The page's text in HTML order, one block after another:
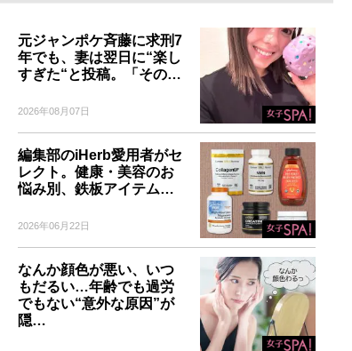
元ジャンポケ斉藤に求刑7
年でも、妻は翌日に“楽し
すぎた“と投稿。「その…
2026年08月07日
編集部のiHerb愛用者がセ
レクト。健康・美容のお
悩み別、鉄板アイテム…
2026年06月22日
なんか顔色が悪い、いつ
もだるい…年齢でも過労
でもない“意外な原因”が
隠…